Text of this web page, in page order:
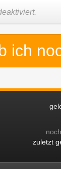
ich
zuletzt